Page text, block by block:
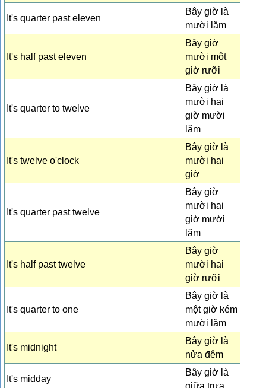
It's quarter past eleven
Bây giờ là
mười lăm
It's half past eleven
Bây giờ
mười một
giờ rưỡi
It's quarter to twelve
Bây giờ là
mười hai
giờ mười
lăm
It's twelve o'clock
Bây giờ là
mười hai
giờ
It's quarter past twelve
Bây giờ
mười hai
giờ mười
lăm
It's half past twelve
Bây giờ
mười hai
giờ rưỡi
It's quarter to one
Bây giờ là
một giờ kém
mười lăm
It's midnight
Bây giờ là
nửa đêm
It's midday
Bây giờ là
giữa trưa